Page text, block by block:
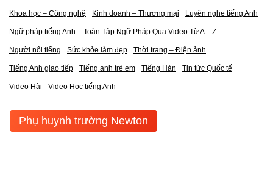
Khoa học – Công nghệ Kinh doanh – Thương mại Luyện nghe tiếng Anh
Ngữ pháp tiếng Anh – Toàn Tập Ngữ Pháp Qua Video Từ A – Z
Người nổi tiếng Sức khỏe làm đẹp Thời trang – Điện ảnh
Tiếng Anh giao tiếp Tiếng anh trẻ em Tiếng Hàn Tin tức Quốc tế
Video Hài Video Học tiếng Anh
Phụ huynh trường Newton